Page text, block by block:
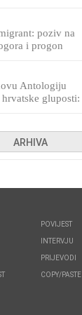
poziv na
i progon
Antologiju
hrvatske gluposti:
ARHIVA
POVIJEST
INTERVJU
PRIJEVODI
COPY/PASTE